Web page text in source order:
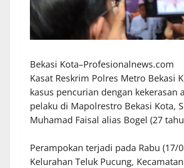
Bekasi Kota–Profesionalnews.com
Kasat Reskrim Polres Metro Bekasi
kasus pencurian dengan
pelaku di Mapolrestro Bekasi Kota,
Muhamad Faisal alias Bogel (27
Perampokan terjadi pada Rabu (17/
Kelurahan Teluk Pucung,